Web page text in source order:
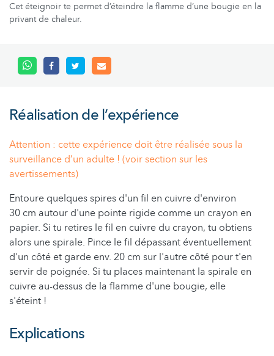
Cet éteignoir te permet d’éteindre la flamme d’une bougie en la
privant de chaleur.
Réalisation de l’expérience
Attention : cette expérience doit être réalisée sous la
surveillance d’un adulte ! (voir section sur les
avertissements)
Entoure quelques spires d'un fil en cuivre d'environ
30 cm autour d'une pointe rigide comme un crayon en
papier. Si tu retires le fil en cuivre du crayon, tu obtiens
alors une spirale. Pince le fil dépassant éventuellement
d'un côté et garde env. 20 cm sur l'autre côté pour t'en
servir de poignée. Si tu places maintenant la spirale en
cuivre au-dessus de la flamme d'une bougie, elle
s'éteint !
Explications